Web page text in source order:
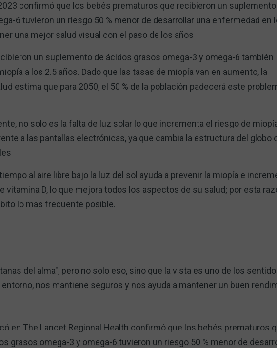
confirmó que los bebés prematuros que recibieron un suplemento
6 tuvieron un riesgo 50 % menor de desarrollar una enfermedad en
una mejor salud visual con el paso de los años
un suplemento de ácidos grasos omega-3 y omega-6 también
a los 2.5 años. Dado que las tasas de miopía van en aumento, la
estima que para 2050, el 50 % de la población padecerá este
no solo es la falta de luz solar lo que incrementa el riesgo de
a las pantallas electrónicas, ya que cambia la estructura del globo
al aire libre bajo la luz del sol ayuda a prevenir la miopía e
vitamina D, lo que mejora todos los aspectos de su salud; por esta
lo mas frecuente posible.
del alma", pero no solo eso, sino que la vista es uno de los
nos mantiene seguros y nos ayuda a mantener un buen
en The Lancet Regional Health confirmó que los bebés prematuros
grasos omega-3 y omega-6 tuvieron un riesgo 50 % menor de